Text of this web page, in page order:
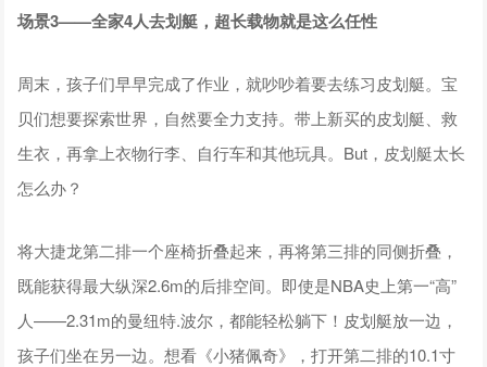
场景3——全家4人去划艇，超长载物就是这么任性
周末，孩子们早早完成了作业，就吵吵着要去练习皮划艇。宝
贝们想要探索世界，自然要全力支持。带上新买的皮划艇、救
生衣，再拿上衣物行李、自行车和其他玩具。But，皮划艇太长
怎么办？
将大捷龙第二排一个座椅折叠起来，再将第三排的同侧折叠，
既能获得最大纵深2.6m的后排空间。即使是NBA史上第一“高”
人——2.31m的曼纽特.波尔，都能轻松躺下！皮划艇放一边，
孩子们坐在另一边。想看《小猪佩奇》，打开第二排的10.1寸